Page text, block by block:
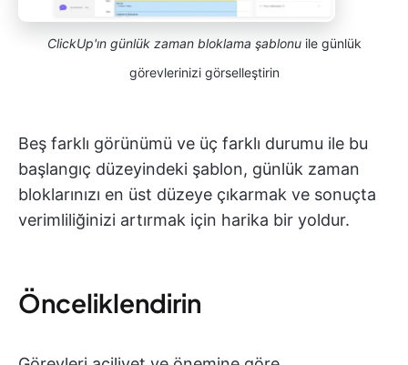
ClickUp'ın günlük zaman bloklama şablonuile günlük
görevlerinizi görselleştirin
Beş farklı görünümü ve üç farklı durumu ile bu
başlangıç düzeyindeki şablon, günlük zaman
bloklarınızı en üst düzeye çıkarmak ve sonuçta
verimliliğinizi artırmak için harika bir yoldur.
Önceliklendirin